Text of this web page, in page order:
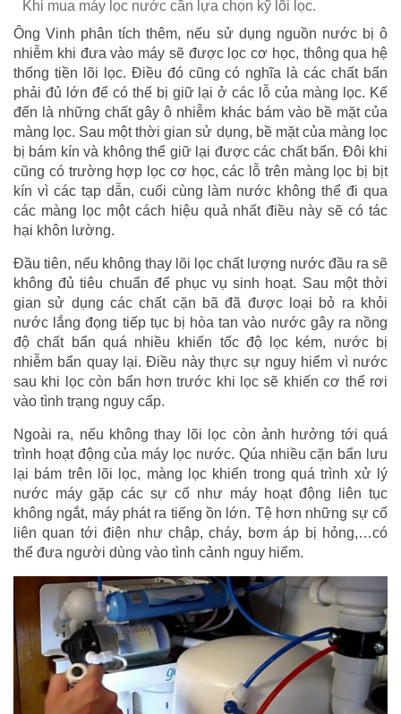
Khi mua máy lọc nước cần lựa chọn kỹ lõi lọc.
Ông Vinh phân tích thêm, nếu sử dụng nguồn nước bị ô
nhiễm khi đưa vào máy sẽ được lọc cơ học, thông qua hệ
thống tiền lõi lọc. Điều đó cũng có nghĩa là các chất bẩn
phải đủ lớn để có thể bị giữ lại ở các lỗ của màng lọc. Kế
đến là những chất gây ô nhiễm khác bám vào bề mặt của
màng lọc. Sau một thời gian sử dụng, bề mặt của màng lọc
bị bám kín và không thể giữ lại được các chất bẩn. Đôi khi
cũng có trường hợp lọc cơ học, các lỗ trên màng lọc bị bịt
kín vì các tạp dẫn, cuối cùng làm nước không thể đi qua
các màng lọc một cách hiệu quả nhất điều này sẽ có tác
hại khôn lường.
Đầu tiên, nếu không thay lõi lọc chất lượng nước đầu ra sẽ
không đủ tiêu chuẩn để phục vụ sinh hoạt. Sau một thời
gian sử dụng các chất cặn bã đã được loại bỏ ra khỏi
nước lắng đọng tiếp tục bị hòa tan vào nước gây ra nồng
độ chất bẩn quá nhiều khiến tốc độ lọc kém, nước bị
nhiễm bẩn quay lại. Điều này thực sự nguy hiểm vì nước
sau khi lọc còn bẩn hơn trước khi lọc sẽ khiến cơ thể rơi
vào tình trạng nguy cấp.
Ngoài ra, nếu không thay lõi lọc còn ảnh hưởng tới quá
trình hoạt động của máy lọc nước. Qúa nhiều cặn bẩn lưu
lại bám trên lõi lọc, màng lọc khiến trong quá trình xử lý
nước máy gặp các sự cố như máy hoạt động liên tục
không ngắt, máy phát ra tiếng ồn lớn. Tệ hơn những sự cố
liên quan tới điện như chập, cháy, bơm áp bị hỏng,…có
thể đưa người dùng vào tình cảnh nguy hiểm.